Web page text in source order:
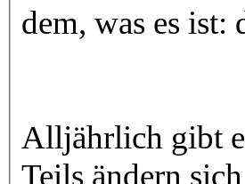
dem, was es ist:
Alljährlich gibt
Teils ändern